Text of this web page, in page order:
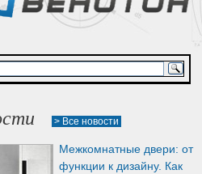
> Все новости
Межкомнатные двери: от
функции к дизайну. Как